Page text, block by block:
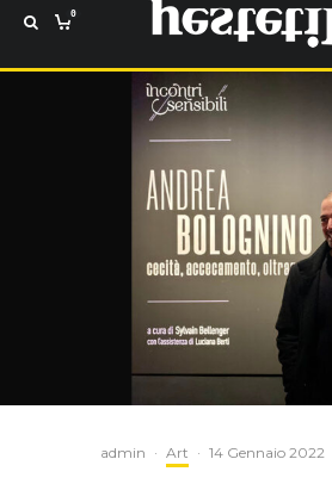
0
admin · Art · 14 Gennaio 2022